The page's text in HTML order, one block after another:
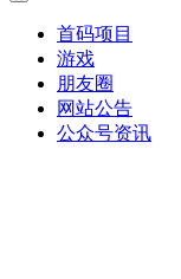
首码项目
游戏
朋友圈
网站公告
公众号资讯